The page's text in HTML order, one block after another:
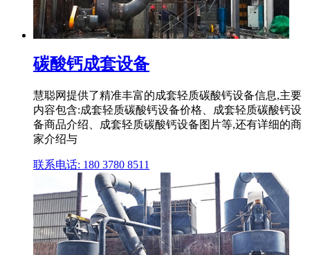
碳酸钙成套设备
慧聪网提供了精准丰富的成套轻质碳酸钙设备信息,主要
内容包含:成套轻质碳酸钙设备价格、成套轻质碳酸钙设
备商品介绍、成套轻质碳酸钙设备图片等,还有详细的商
家介绍与
联系电话: 180 3780 8511